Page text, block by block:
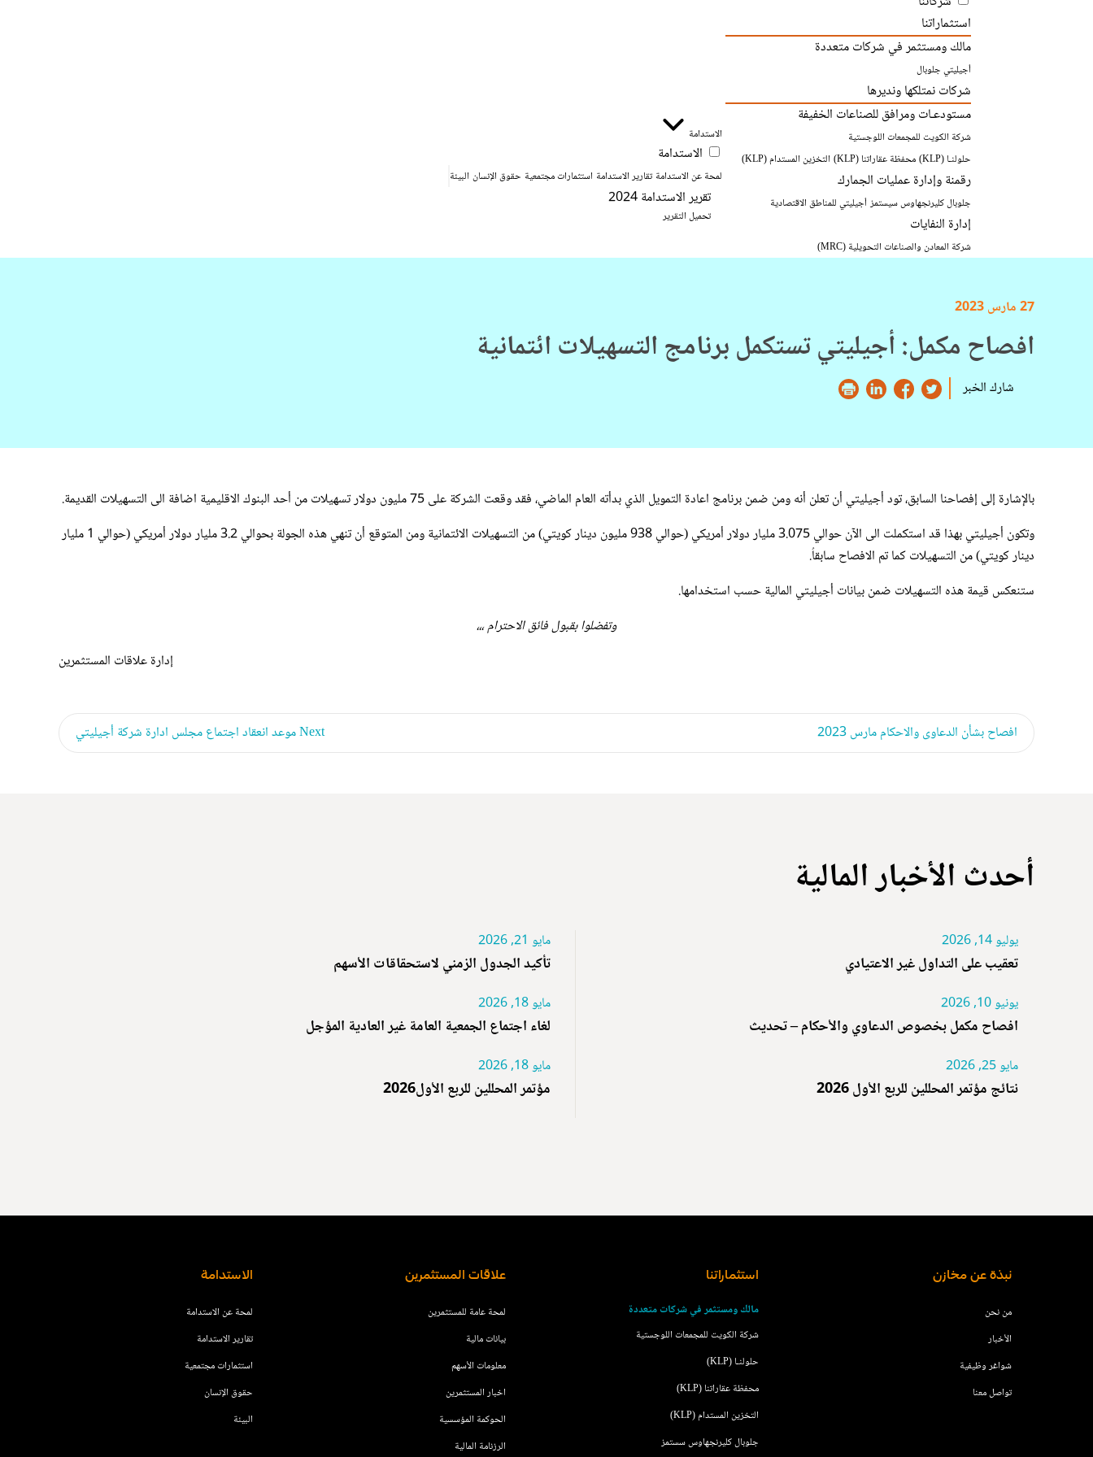
استثماراتنا
مالك ومستثمر في شركات متعددة
أجيليتي جلوبال
شركات نمتلكها ونديرها
مستودعـات ومرافق للصناعات الخفيفة
شركة الكويت للمجمعات اللوجستية
حلولنـا (KLP)
محفظة عقاراتنا (KLP) التخزين المستدام (KLP)
رقمنة وإدارة عمليات الجمارك
جلوبال كليرنجهاوس سيستمز أجيليتي للمناطق الاقتصادية
إدارة النفايات
شركة المعادن والصناعات التحويلية (MRC)
الاستدامة
الاستدامة
لمحة عن الاستدامة تقارير الاستدامة استثمارات مجتمعية حقوق الإنسان البيئة
تقرير الاستدامة 2024
تحميل التقرير
27 مارس 2023
افصاح مكمل: أجيليتي تستكمل برنامج التسهيلات ائتمانية
شارك الخبر
بالإشارة إلى إفصاحنا السابق، تود أجيليتي أن تعلن أنه ومن ضمن برنامج اعادة التمويل الذي بدأته العام الماضي، فقد وقعت الشركة على 75 مليون دولار تسهيلات من أحد البنوك الاقليمية اضافة الى التسهيلات القديمة.
وتكون أجيليتي بهذا قد استكملت الى الآن حوالي 3.075 مليار دولار أمريكي (حوالي 938 مليون دينار كويتي) من التسهيلات الائتمانية ومن المتوقع أن تنهي هذه الجولة بحوالي 3.2 مليار دولار أمريكي (حوالي 1 مليار
دينار كويتي) من التسهيلات كما تم الافصاح سابقاُ.
ستنعكس قيمة هذه التسهيلات ضمن بيانات أجيليتي المالية حسب استخدامها.
وتفضلوا بقبول فائق الاحترام ،،،
إدارة علاقات المستثمرين
افصاح بشأن الدعاوى والاحكام مارس 2023 Nextموعد انعقاد اجتماع مجلس ادارة شركة أجيليتي
أحدث الأخبار المالية
يوليو 14, 2026
تعقيب على التداول غير الاعتيادي
يونيو 10, 2026
افصاح مكمل بخصوص الدعاوي والأحكام – تحديث
مايو 25, 2026
نتائج مؤتمر المحللين للربع الأول 2026
مايو 21, 2026
تأكيد الجدول الزمني لاستحقاقات الأسهم
مايو 18, 2026
لغاء اجتماع الجمعية العامة غير العادية المؤجل
مايو 18, 2026
مؤتمر المحللين للربع الأول2026
نبذة عن مخازن
من نحن
الأخبار
شواغر وظيفية
تواصل معنا
استثماراتنا
مالك ومستثمر في شركات متعددة
شركة الكويت للمجمعات اللوجستية
حلولنـا (KLP)
محفظة عقاراتنا (KLP)
التخزين المستدام (KLP)
جلوبال كليرنجهاوس سستمز
علاقات المستثمرين
لمحة عامة للمستثمرين
بيانات مالية
معلومات الأسهم
اخبار المستثمرين
الحوكمة المؤسسية
الرزنامة المالية
الاستدامة
لمحة عن الاستدامة
تقارير الاستدامة
استثمارات مجتمعية
حقوق الإنسان
البيئة